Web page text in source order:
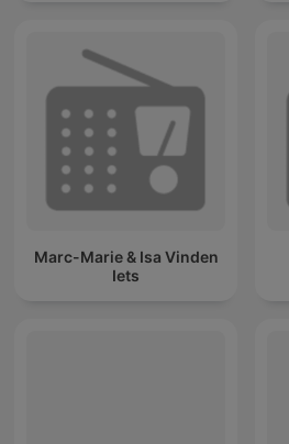
Marc-Marie & Isa Vinden
Iets